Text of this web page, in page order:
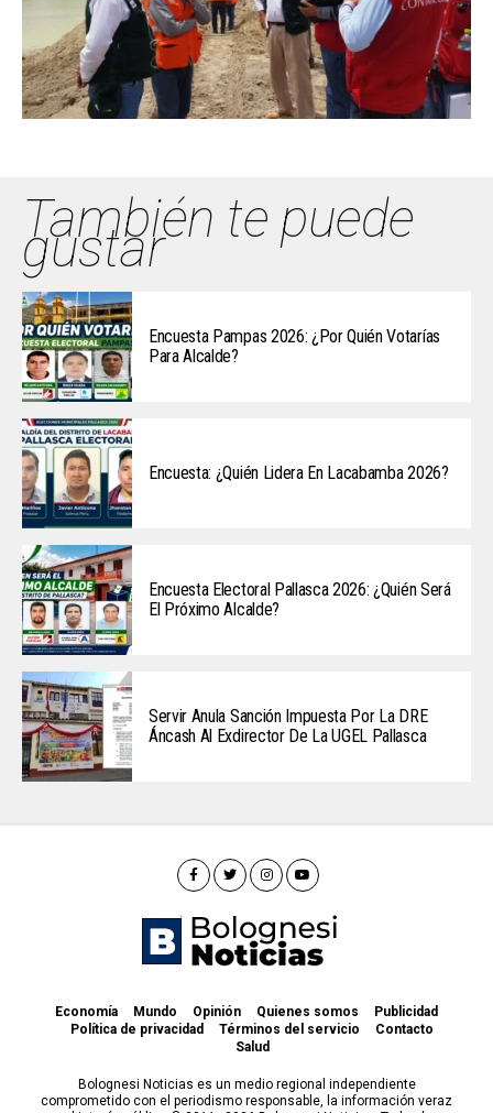
También te puede
gustar
Encuesta Pampas 2026: ¿Por Quién Votarías
Para Alcalde?
Encuesta: ¿Quién Lidera En Lacabamba 2026?
Encuesta Electoral Pallasca 2026: ¿Quién Será
El Próximo Alcalde?
Servir Anula Sanción Impuesta Por La DRE
Áncash Al Exdirector De La UGEL Pallasca
Economía Mundo Opinión Quienes somos
Publicidad
Política de privacidad
Términos del servicio
Contacto
Salud
Bolognesi Noticias es un medio regional independiente
comprometido con el periodismo responsable, la información veraz